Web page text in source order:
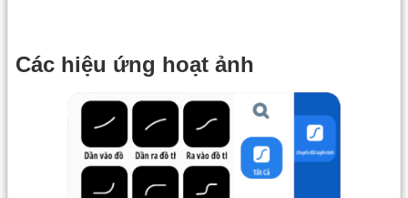
Các hiệu ứng hoạt ảnh